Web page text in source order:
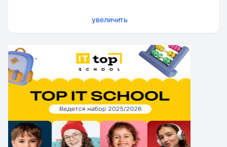
увеличить